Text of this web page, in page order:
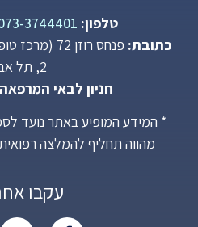
טלפון: 3744401
כתובת:
פנחס רוזן
2, תל אביב
חניון לבאי
* המידע המופיע באתר נועד
מהווה תחליף להמלצה
עקבו